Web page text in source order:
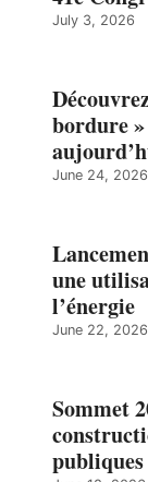
July 3, 2026
bordure
June 24, 2026
une
l’énergie
June 22, 2026
Sommet